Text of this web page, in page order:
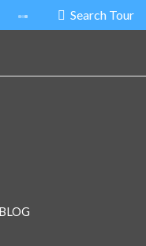
Search Tour
BLOG